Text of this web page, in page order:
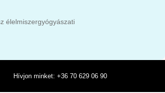
élelmiszergyógyászati
Hívjon minket: +36 70 629 06 90